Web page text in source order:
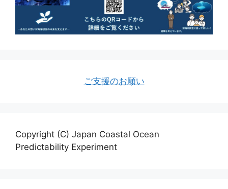
ご支援のお願い
Copyright (C) Japan Coastal Ocean
Predictability Experiment